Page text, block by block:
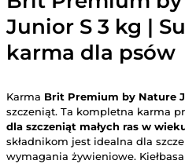
Junior S 3 kg |
karma dla psów
Karma Brit Premium by Nature
szczeniąt. Ta kompletna karma
dla szczeniąt małych ras w
składnikom jest idealna dla
wymagania żywieniowe.